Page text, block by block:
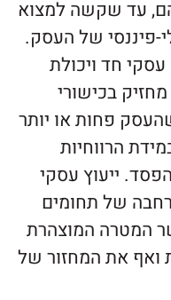
עד שקשה למצוא
פיננסי של העסק.
חד ויכולת
בכישורי
פחות או יותר
הרווחיות
ייעוץ עסקי
של תחומים
המטרה המוצהרת
ואף את המחזור של